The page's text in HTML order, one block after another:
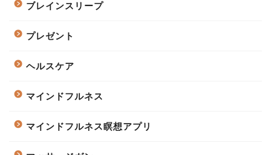
ブレインスリープ
プレゼント
ヘルスケア
マインドフルネス
マインドフルネス瞑想アプリ